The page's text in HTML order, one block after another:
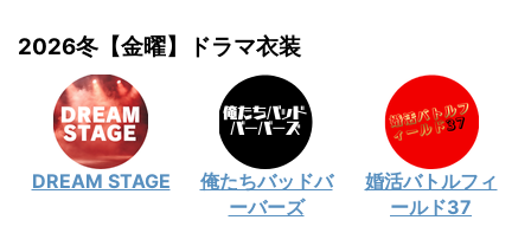
2026冬【金曜】ドラマ衣装
DREAM STAGE
俺たちバッドバ
ーバーズ
婚活バトルフィ
ールド37